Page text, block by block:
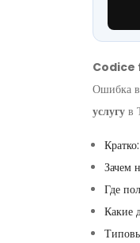
Codice
Ошибка в
услугу в
Зачем
Где
Какие